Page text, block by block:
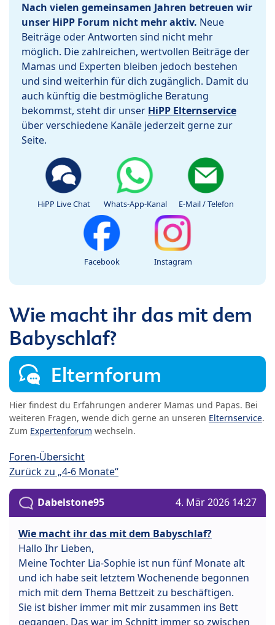
Nach vielen gemeinsamen Jahren betreuen wir
unser HiPP Forum nicht mehr aktiv. Neue
Beiträge oder Antworten sind nicht mehr
möglich. Die zahlreichen, wertvollen Beiträge der
Mamas und Experten bleiben jedoch bestehen
und sind weiterhin für dich zugänglich. Damit du
auch künftig die bestmögliche Beratung
bekommst, steht dir unser HiPP Elternservice
über verschiedene Kanäle jederzeit gerne zur
Seite.
HiPP Live Chat Whats-App-Kanal E-Mail / Telefon
Facebook Instagram
Wie macht ihr das mit dem
Babyschlaf?
Elternforum
Hier findest du Erfahrungen anderer Mamas und Papas. Bei
weiteren Fragen, wende dich gerne an unseren Elternservice.
Zum Expertenforum wechseln.
Foren-Übersicht
Zurück zu „4-6 Monate“
Dabelstone95 4. Mär 2026 14:27
Wie macht ihr das mit dem Babyschlaf?
Hallo Ihr Lieben,
Meine Tochter Lia-Sophie ist nun fünf Monate alt
und ich habe seit letztem Wochenende begonnen
mich mit dem Thema Bettzeit zu beschäftigen.
Sie ist bisher immer mit mir zusammen ins Bett
gegangen. Das war im Schnitt immer so zwischen